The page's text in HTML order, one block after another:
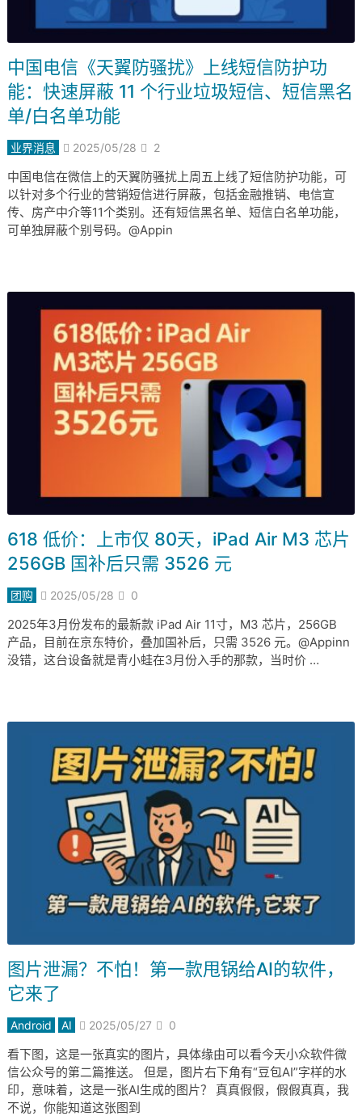
中国电信《天翼防骚扰》上线短信防护功
能：快速屏蔽 11 个行业垃圾短信、短信黑名
单/白名单功能
业界消息 2025/05/28 2
中国电信在微信上的天翼防骚扰上周五上线了短信防护功能，可
以针对多个行业的营销短信进行屏蔽，包括金融推销、电信宣
传、房产中介等11个类别。还有短信黑名单、短信白名单功能，
可单独屏蔽个别号码。@Appin
618 低价：上市仅 80天，iPad Air M3 芯片
256GB 国补后只需 3526 元
团购 2025/05/28 0
2025年3月份发布的最新款 iPad Air 11寸，M3 芯片，256GB
产品，目前在京东特价，叠加国补后，只需 3526 元。@Appinn
没错，这台设备就是青小蛙在3月份入手的那款，当时价 …
图片泄漏？不怕！第一款甩锅给AI的软件，
它来了
Android AI 2025/05/27 0
看下图，这是一张真实的图片，具体缘由可以看今天小众软件微
信公众号的第二篇推送。 但是，图片右下角有“豆包AI”字样的水
印，意味着，这是一张AI生成的图片？ 真真假假，假假真真，我
不说，你能知道这张图到